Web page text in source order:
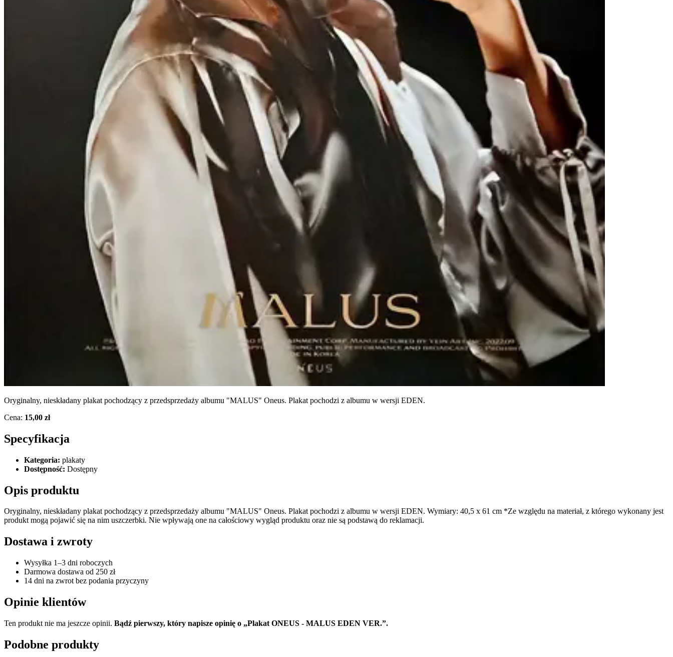
Oryginalny, nieskładany plakat pochodzący z przedsprzedaży albumu "MALUS" Oneus. Plakat pochodzi z albumu w wersji EDEN.
Cena: 15,00 zł
Specyfikacja
Kategoria: plakaty
Dostępność: Dostępny
Opis produktu
Oryginalny, nieskładany plakat pochodzący z przedsprzedaży albumu "MALUS" Oneus. Plakat pochodzi z albumu w wersji EDEN. Wymiary: 40,5 x 61 cm *Ze względu na materiał, z którego wykonany jest
produkt mogą pojawić się na nim uszczerbki. Nie wpływają one na całościowy wygląd produktu oraz nie są podstawą do reklamacji.
Dostawa i zwroty
Wysyłka 1–3 dni roboczych
Darmowa dostawa od 250 zł
14 dni na zwrot bez podania przyczyny
Opinie klientów
Ten produkt nie ma jeszcze opinii. Bądź pierwszy, który napisze opinię o „Plakat ONEUS - MALUS EDEN VER.”.
Podobne produkty